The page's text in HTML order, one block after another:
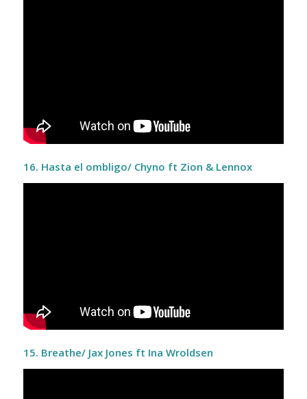
16. Hasta el ombligo/ Chyno ft Zion & Lennox
15. Breathe/ Jax Jones ft Ina Wroldsen